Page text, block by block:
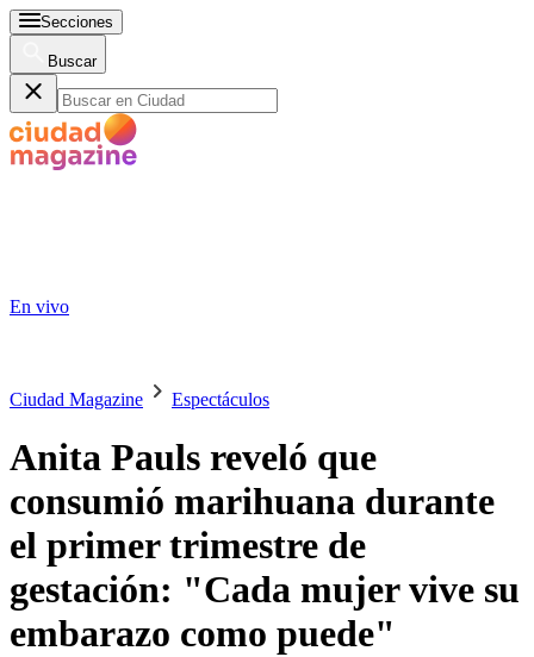
Secciones
Buscar
En vivo
Ciudad Magazine Espectáculos
Anita Pauls reveló que
consumió marihuana durante
el primer trimestre de
gestación: "Cada mujer vive su
embarazo como puede"